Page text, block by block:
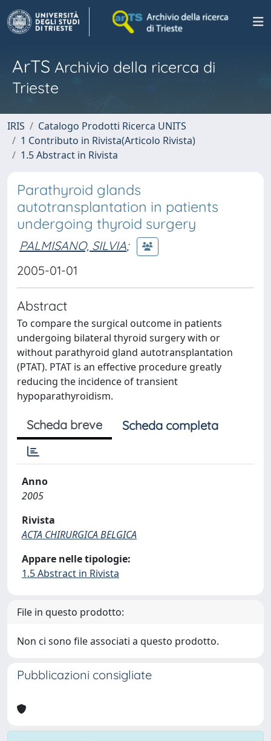
ArTS Archivio della ricerca di
Trieste
IRIS
Catalogo Prodotti Ricerca UNITS
1 Contributo in Rivista(Articolo Rivista)
1.5 Abstract in Rivista
Parathyroid glands
autotransplantation in patients
undergoing thyroid surgery
PALMISANO, SILVIA;
2005-01-01
Abstract
To compare the surgical outcome in patients
undergoing bilateral thyroid surgery with or
without parathyroid gland autotransplantation
(PTAT). PTAT is an effective procedure greatly
reducing the incidence of transient
hypoparathyroidism.
Scheda breve Scheda completa
Anno
2005
Rivista
ACTA CHIRURGICA BELGICA
Appare nelle tipologie:
1.5 Abstract in Rivista
File in questo prodotto:
Non ci sono file associati a questo prodotto.
Pubblicazioni consigliate